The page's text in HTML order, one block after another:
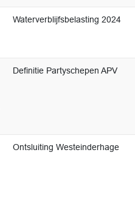
Waterverblijfsbelasting 2024
Definitie Partyschepen APV
Ontsluiting Westeinderhage